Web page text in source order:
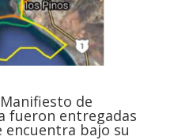
de
fueron entregadas
encuentra bajo su